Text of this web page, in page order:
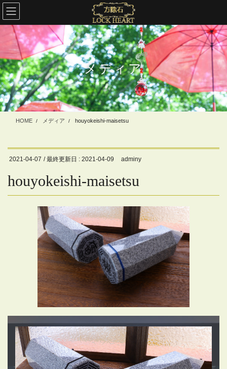
コ
ン
テ
に
移
動
ナ
ビ
ゲ
ョ
ン
に
移
動
メディア
HOME メディア houyokeishi-maisetsu
2021-04-07 / 最終更新日 : 2021-04-09 adminy
houyokeishi-maisetsu